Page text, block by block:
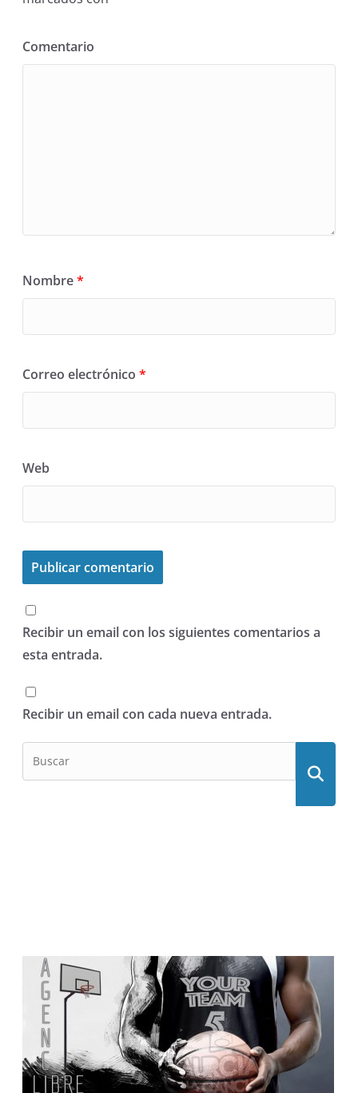
Comentario
Nombre*
Correo electrónico*
Web
Recibir un email con los siguientes comentarios a
esta entrada.
Recibir un email con cada nueva entrada.